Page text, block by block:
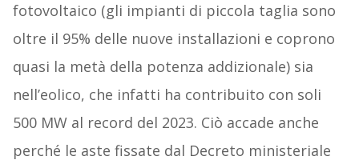
fotovoltaico (gli impianti di piccola taglia sono
oltre il 95% delle nuove installazioni e coprono
quasi la metà della potenza addizionale) sia
nell’eolico, che infatti ha contribuito con soli
500 MW al record del 2023. Ciò accade anche
perché le aste fissate dal Decreto ministeriale